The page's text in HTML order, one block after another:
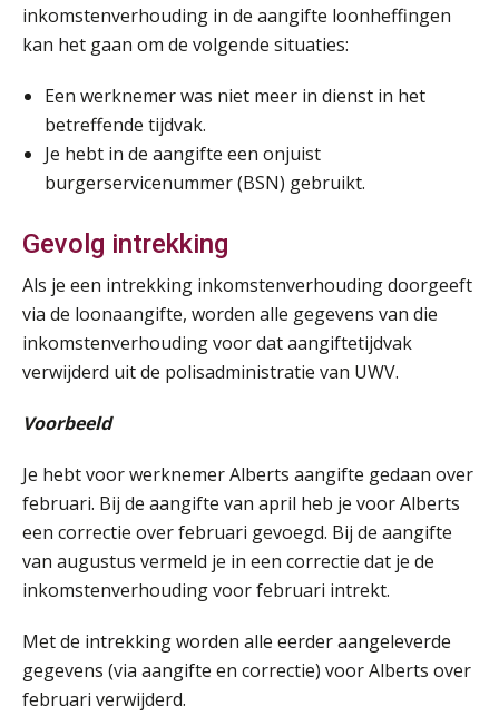
inkomstenverhouding in de aangifte loonheffingen
kan het gaan om de volgende situaties:
Een werknemer was niet meer in dienst in het
betreffende tijdvak.
Je hebt in de aangifte een onjuist
burgerservicenummer (BSN) gebruikt.
Gevolg intrekking
Als je een intrekking inkomstenverhouding doorgeeft
via de loonaangifte, worden alle gegevens van die
inkomstenverhouding voor dat aangiftetijdvak
verwijderd uit de polisadministratie van UWV.
Voorbeeld
Je hebt voor werknemer Alberts aangifte gedaan over
februari. Bij de aangifte van april heb je voor Alberts
een correctie over februari gevoegd. Bij de aangifte
van augustus vermeld je in een correctie dat je de
inkomstenverhouding voor februari intrekt.
Met de intrekking worden alle eerder aangeleverde
gegevens (via aangifte en correctie) voor Alberts over
februari verwijderd.
11
AUG
Practical Diploma in Payroll Administration (PDL®)
Markus Verbeek Praehep
14
HBO Programma Manager Payroll Services & Benefits
17
AUG
Module Arbeidsrecht en Sociale Zekerheid VPS
Markus Verbeek Praehep